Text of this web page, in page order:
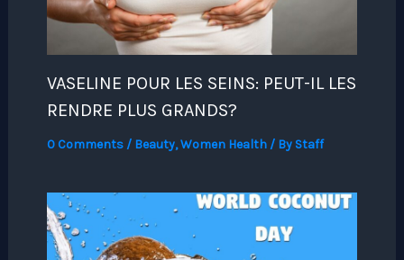
VASELINE POUR LES SEINS: PEUT-IL LES
RENDRE PLUS GRANDS?
0 Comments / Beauty,Women Health/ By Staff